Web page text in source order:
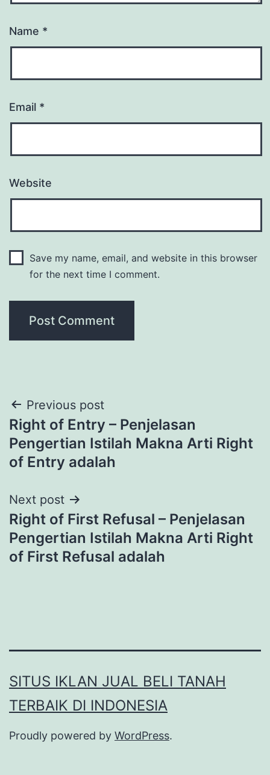
Name *
Email *
Website
Save my name, email, and website in this browser
for the next time I comment.
Post
navigation
Previous post
Right of Entry – Penjelasan
Pengertian Istilah Makna Arti Right
of Entry adalah
Next post
Right of First Refusal – Penjelasan
Pengertian Istilah Makna Arti Right
of First Refusal adalah
SITUS IKLAN JUAL BELI TANAH
TERBAIK DI INDONESIA
Proudly powered by WordPress.